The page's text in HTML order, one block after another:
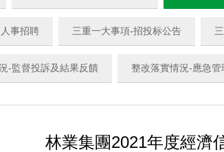
事招聘 三重一大事項-招投标公告
-監督投訴及結果反饋 整改落實情況-應急管
林業集團2021年度經濟